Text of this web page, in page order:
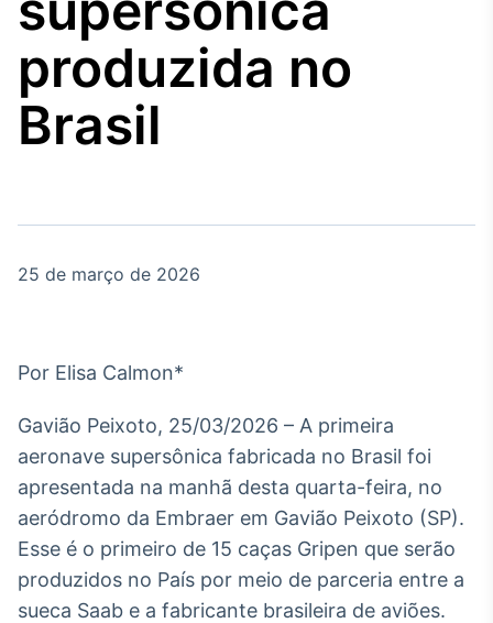
Agro
Tudo sobre o
agronegócio
no Brasil
Broadcast
White Label
Plataforma para
conteúdos
personalizados
Soluções de Dados
produzida no
Brasil
25 de março de 2026
Por Elisa Calmon*
Gavião Peixoto, 25/03/2026 – A primeira
aeronave supersônica fabricada no Brasil foi
apresentada na manhã desta quarta-feira, no
aeródromo da Embraer em Gavião Peixoto (SP).
Esse é o primeiro de 15 caças Gripen que serão
produzidos no País por meio de parceria entre a
sueca Saab e a fabricante brasileira de aviões.